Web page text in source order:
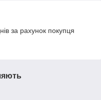
за рахунок покупця